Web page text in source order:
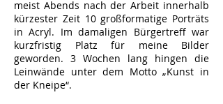
meist Abends nach der Arbeit innerhalb
kürzester Zeit 10 großformatige Porträts
in Acryl. Im damaligen Bürgertreff war
kurzfristig Platz für meine Bilder
geworden. 3 Wochen lang hingen die
Leinwände unter dem Motto „Kunst in
der Kneipe“.